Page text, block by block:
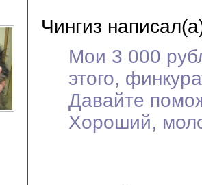
Чингиз
Мои 3 000
этого,
Давайте
Хороший,